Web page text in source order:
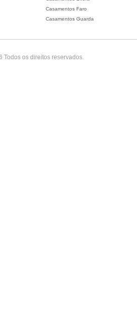
Casamentos Faro
Casamentos Guarda
Todos os direitos reservados.